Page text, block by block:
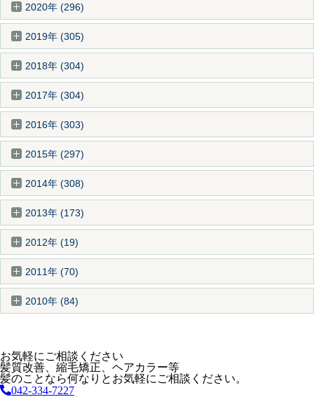
2020年 (296)
2019年 (305)
2018年 (304)
2017年 (304)
2016年 (303)
2015年 (297)
2014年 (308)
2013年 (173)
2012年 (19)
2011年 (70)
2010年 (84)
お気軽にご相談ください
髪質改善、縮毛矯正、ヘアカラー等
髪のことなら何なりとお気軽にご相談ください。
042-334-7227